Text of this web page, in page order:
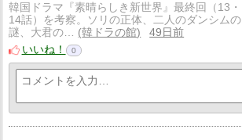
韓国ドラマ『素晴らしき新世界』最終回（13・
14話）を考察。ソリの正体、二人のダンシムの
謎、大君の…
韓ドラの館
49日前
いいね！
0